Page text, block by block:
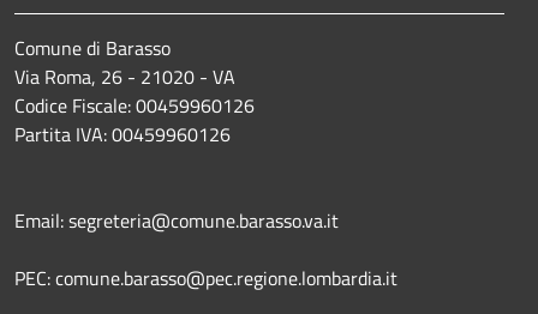
Comune di Barasso
Via Roma, 26 - 21020 - VA
Codice Fiscale: 00459960126
Partita IVA: 00459960126
Email: segreteria@comune.barasso.va.it
PEC: comune.barasso@pec.regione.lombardia.it